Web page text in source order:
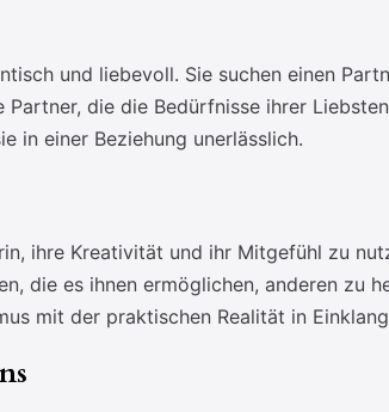
und liebevoll. Sie suchen einen
die die Bedürfnisse ihrer
in einer Beziehung unerlässlich.
ihre Kreativität und ihr Mitgefühl zu
die es ihnen ermöglichen, anderen zu
mit der praktischen Realität in